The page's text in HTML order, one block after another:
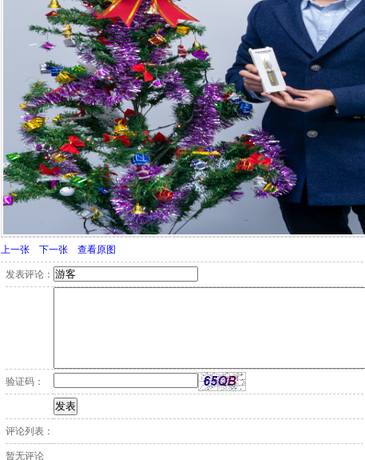
上一张 下一张 查看原图
发表评论：
验证码：
评论列表：
暂无评论